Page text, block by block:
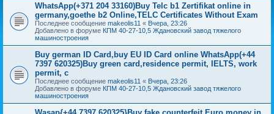
WhatsApp(+371 204 33160)Buy Telc b1 Zertifikat online in
germany,goethe b2 Online,TELC Certificates Without Exam
Последнее сообщение makeolis11 « Вчера, 23:26
Добавлено в форуме КПМ 40-27-10,5 Ждановский завод тяжелого
машиностроения
Buy german ID Card,buy EU ID Card online WhatsApp(+44
7397 620325)Buy green card,residence permit, IELTS, work
permit, c
Последнее сообщение makeolis11 « Вчера, 23:26
Добавлено в форуме КПМ 40-27-10,5 Ждановский завод тяжелого
машиностроения
Wasap{+44 7397 620325}Buy fake counterfeit Euro money in